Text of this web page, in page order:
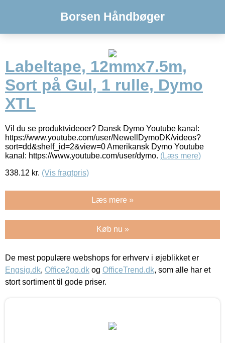
Borsen Håndbøger
Labeltape, 12mmx7.5m,
Sort på Gul, 1 rulle, Dymo
XTL
Vil du se produktvideoer? Dansk Dymo Youtube kanal:
https://www.youtube.com/user/NewellDymoDK/videos?
sort=dd&shelf_id=2&view=0 Amerikansk Dymo Youtube
kanal: https://www.youtube.com/user/dymo. (Læs mere)
338.12 kr. (Vis fragtpris)
Læs mere »
Køb nu »
De mest populære webshops for erhverv i øjeblikket er
Engsig.dk, Office2go.dk og OfficeTrend.dk, som alle har et
stort sortiment til gode priser.